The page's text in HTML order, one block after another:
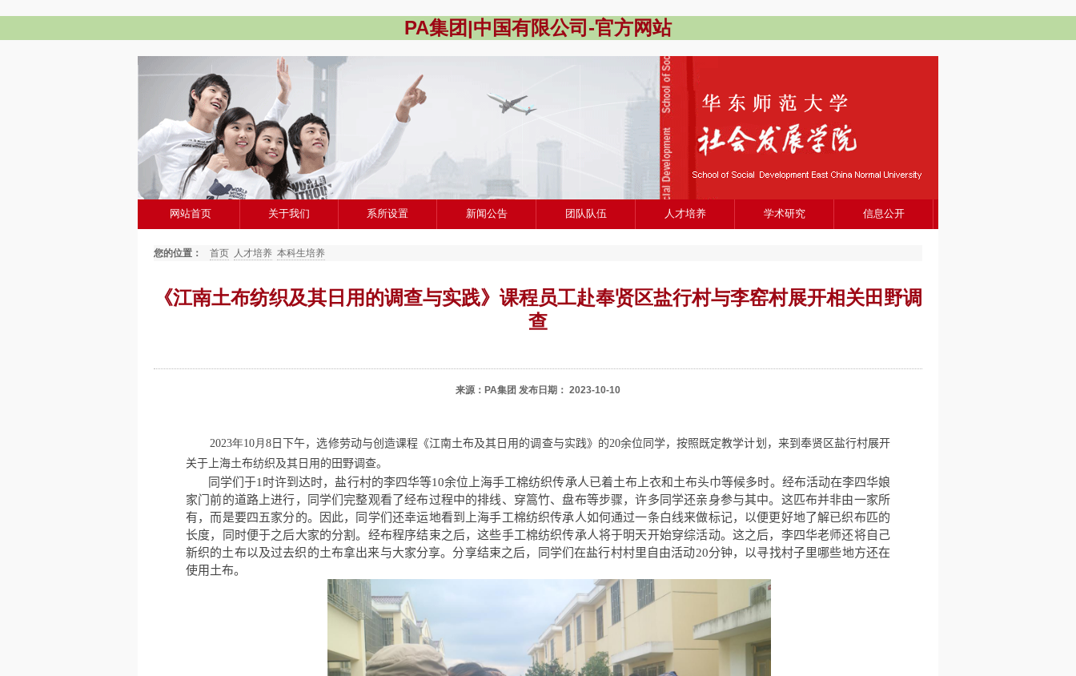
PA集团|中国有限公司-官方网站
网站首页 关于我们 系所设置 新闻公告 团队队伍 人才培养 学术研究 信息公开
您的位置： 首页 人才培养 本科生培养
《江南土布纺织及其日用的调查与实践》课程员工赴奉贤区盐行村与李窑村展开相关田野调
查
来源：PA集团 发布日期： 2023-10-10
2023年10 月8 日下午，选修劳动与创造课程《江南土布及其日用的调查与实践》 的20余位同学，按照既定教学计划，来到奉贤区盐行村展开
关于上海土布纺织及其日用的田野调查。
同学们于1 时许到达时，盐行村的李四华等10余位上海手工棉纺织传承人已着土布上衣和土布头巾等候多时。经布活动在李四华娘
家门前的道路上进行，同学们完整观看了经布过程中的排线、穿篙竹、盘布等步骤，许多同学还亲身参与其中。这匹布并非由一家所
有，而是要四五家分的。因此，同学们还幸运地看到上海手工棉纺织传承人如何通过一条白线来做标记，以便更好地了解已织布匹的
长度，同时便于之后大家的分割。经布程序结束之后，这些手工棉纺织传承人将于明天开始穿综活动。这之后，李四华老师还将自己
新织的土布以及过去织的土布拿出来与大家分享。分享结束之后，同学们在盐行村村里自由活动20分钟，以寻找村子里哪些地方还在
使用土布。